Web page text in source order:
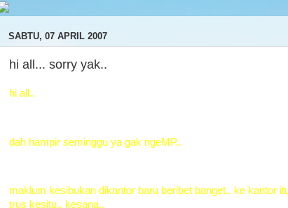
SABTU, 07 APRIL 2007
hi all... sorry yak..
hi all..
dah hampir seminggu ya gak ngeMP..
maklum kesibukan dikantor baru beribet banget.. ke kantor
trus kesitu.. kesana..